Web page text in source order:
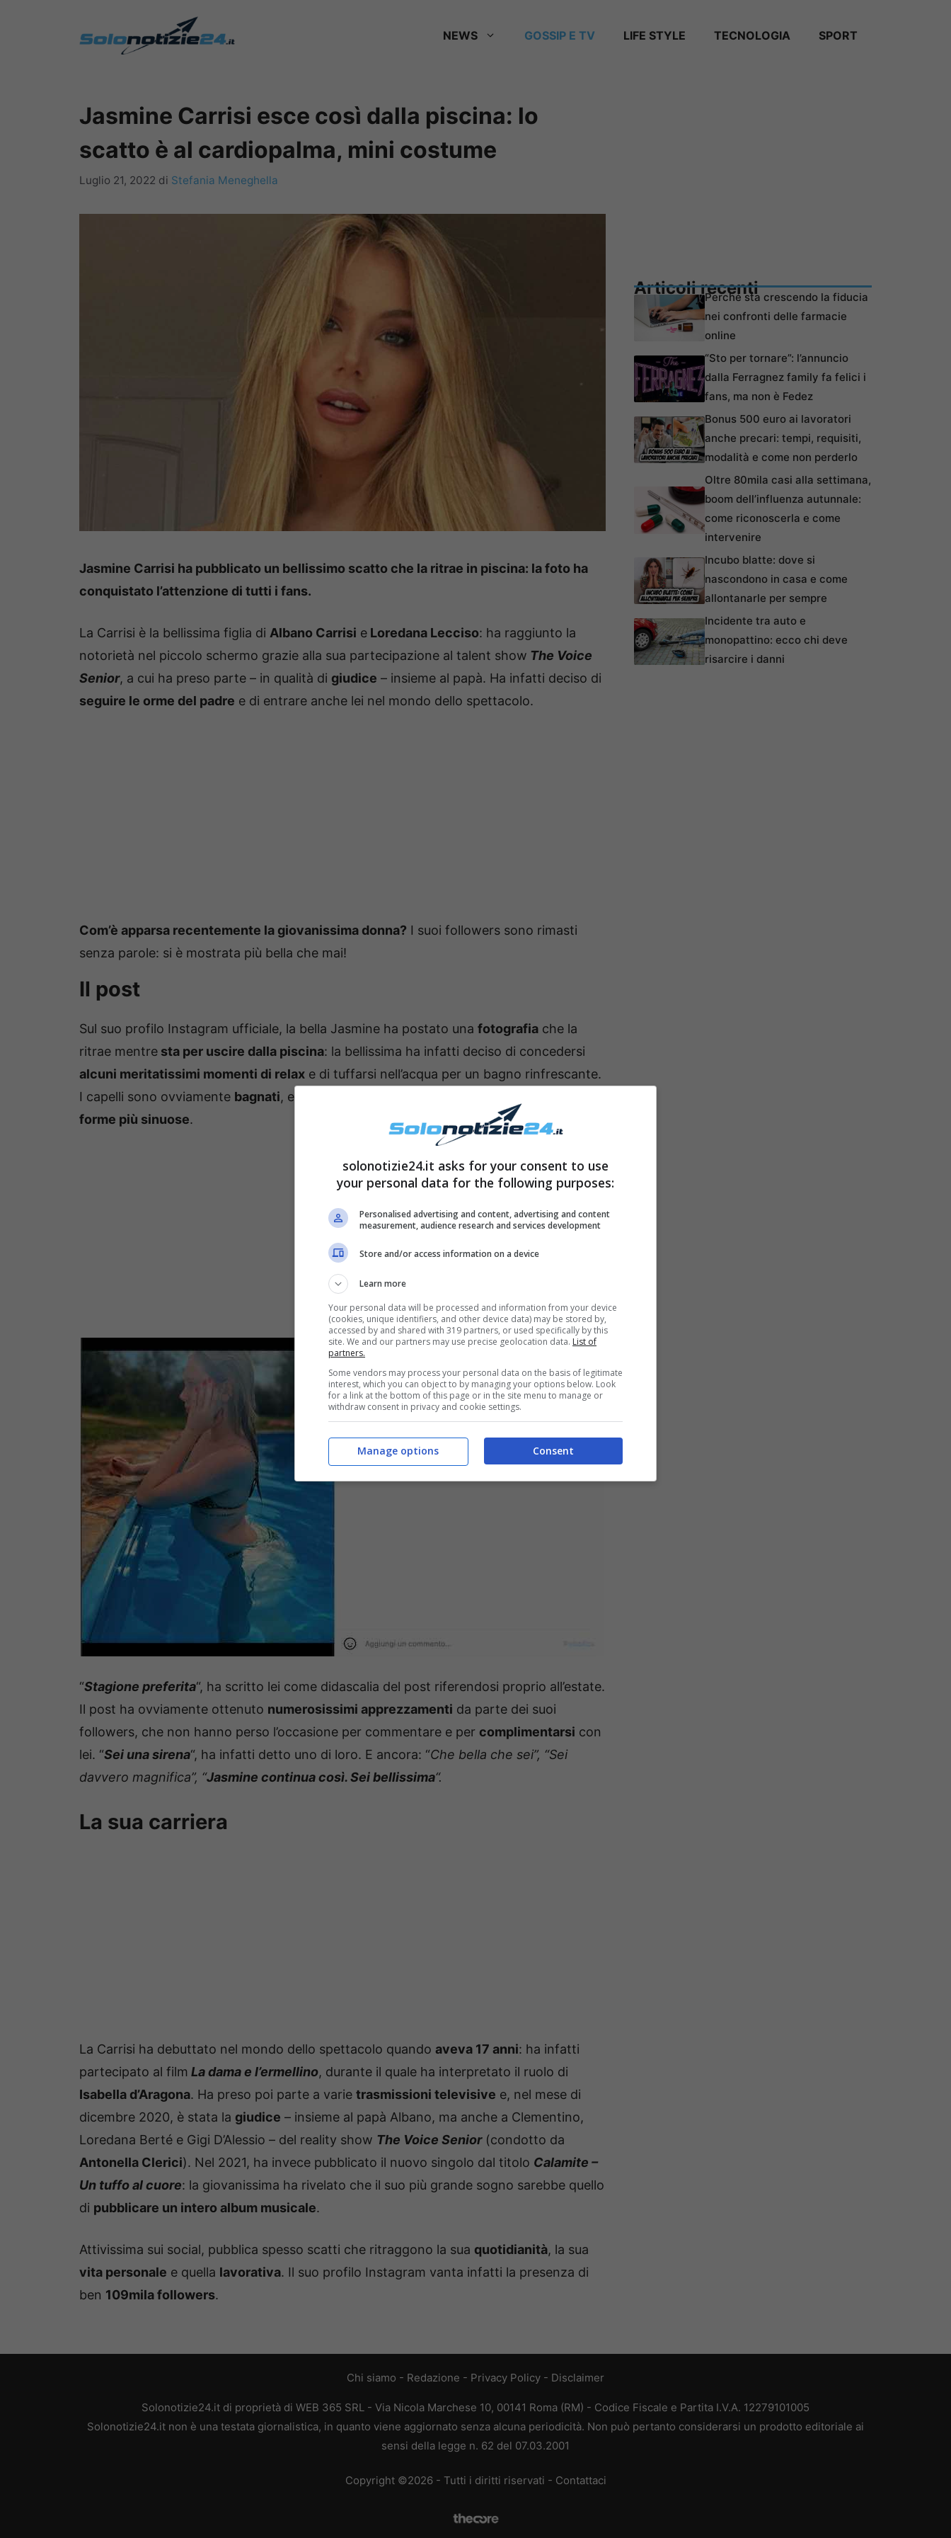
NEWS GOSSIP E TV LIFE STYLE TECNOLOGIA SPORT
Jasmine Carrisi esce così dalla piscina: lo
scatto è al cardiopalma, mini costume
Luglio 21, 2022 di Stefania Meneghella
Jasmine Carrisi ha pubblicato un bellissimo scatto che la ritrae in piscina: la foto ha
conquistato l’attenzione di tutti i fans.
La Carrisi è la bellissima figlia di Albano Carrisi e Loredana Lecciso: ha raggiunto la
notorietà nel piccolo schermo grazie alla sua partecipazione al talent show The Voice
Senior, a cui ha preso parte – in qualità di giudice – insieme al papà. Ha infatti deciso di
seguire le orme del padre e di entrare anche lei nel mondo dello spettacolo.
Com’è apparsa recentemente la giovanissima donna? I suoi followers sono rimasti
senza parole: si è mostrata più bella che mai!
Il post
Sul suo profilo Instagram ufficiale, la bella Jasmine ha postato una fotografia che la
ritrae mentre sta per uscire dalla piscina: la bellissima ha infatti deciso di concedersi
alcuni meritatissimi momenti di relax e di tuffarsi nell’acqua per un bagno rinfrescante.
I capelli sono ovviamente bagnati, e il suo bikini permette ai fans di vedere
forme più sinuose.
“Stagione preferita“, ha scritto lei come didascalia del post riferendosi proprio all’estate.
Il post ha ovviamente ottenuto numerosissimi apprezzamenti da parte dei suoi
followers, che non hanno perso l’occasione per commentare e per complimentarsi con
lei. “Sei una sirena“, ha infatti detto uno di loro. E ancora: “Che bella che sei”, “Sei
davvero magnifica”, “Jasmine continua così. Sei bellissima“.
La sua carriera
La Carrisi ha debuttato nel mondo dello spettacolo quando aveva 17 anni: ha infatti
partecipato al film La dama e l’ermellino, durante il quale ha interpretato il ruolo di
Isabella d’Aragona. Ha preso poi parte a varie trasmissioni televisive e, nel mese di
dicembre 2020, è stata la giudice – insieme al papà Albano, ma anche a Clementino,
Loredana Berté e Gigi D’Alessio – del reality show The Voice Senior(condotto da
Antonella Clerici). Nel 2021, ha invece pubblicato il nuovo singolo dal titolo Calamite –
Un tuffo al cuore: la giovanissima ha rivelato che il suo più grande sogno sarebbe quello
di pubblicare un intero album musicale.
Attivissima sui social, pubblica spesso scatti che ritraggono la sua quotidianità, la sua
vita personale e quella lavorativa. Il suo profilo Instagram vanta infatti la presenza di
ben 109mila followers.
Articoli recentiPerché sta crescendo la fiducia
nei confronti delle farmacie
online
“Sto per tornare”: l’annuncio
dalla Ferragnez family fa felici i
fans, ma non è Fedez
Bonus 500 euro ai lavoratori
anche precari: tempi, requisiti,
modalità e come non perderlo
Oltre 80mila casi alla settimana,
boom dell’influenza autunnale:
come riconoscerla e come
intervenire
Incubo blatte: dove si
nascondono in casa e come
allontanarle per sempre
Incidente tra auto e
monopattino: ecco chi deve
risarcire i danni
Chi siamo - Redazione - Privacy Policy - Disclaimer
Solonotizie24.it di proprietà di WEB 365 SRL - Via Nicola Marchese 10, 00141 Roma (RM) - Codice Fiscale e Partita I.V.A. 12279101005
Solonotizie24.it non è una testata giornalistica, in quanto viene aggiornato senza alcuna periodicità. Non può pertanto considerarsi un prodotto editoriale ai
sensi della legge n. 62 del 07.03.2001
Copyright ©2026 - Tutti i diritti riservati - Contattaci
solonotizie24.it asks for your consent to use
your personal data for the following purposes:
Personalised advertising and content, advertising and content
measurement, audience research and services development
Store and/or access information on a device
Learn more
Your personal data will be processed and information from your device
(cookies, unique identifiers, and other device data) may be stored by,
accessed by and shared with 319 partners, or used specifically by this
site. We and our partners may use precise geolocation data. List of
partners.
Some vendors may process your personal data on the basis of legitimate
interest, which you can object to by managing your options below. Look
for a link at the bottom of this page or in the site menu to manage or
withdraw consent in privacy and cookie settings.
Consent
Manage options